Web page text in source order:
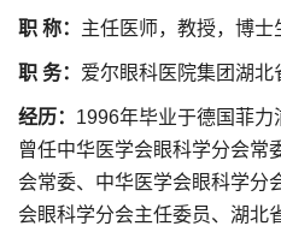
职 称： 主任医师，教授，博士
职 务： 爱尔眼科医院集团湖北
经历： 1996年毕业于德国菲力
曾任中华医学会眼科学分会常
会常委、中华医学会眼科学分
会眼科学分会主任委员、湖北